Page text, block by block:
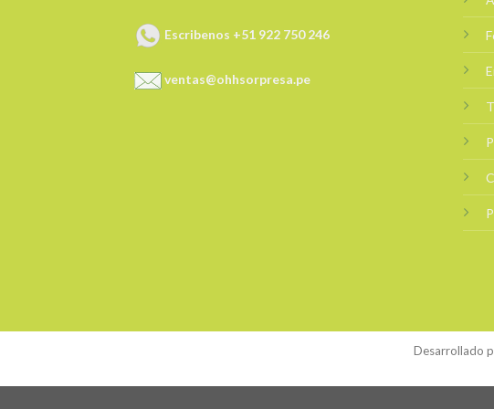
Escribenos +51 922 750 246
ventas@ohhsorpresa.pe
Desarrollado